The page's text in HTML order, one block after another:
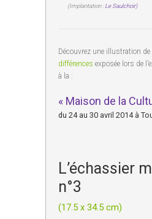
(Implantation :Le Saulchoir)
Découvrez une illustration de
différences exposée lors de
à la :
« Maison de la
du 24 au 30 avril 2014 à
L’échassier
n°3
(17.5 x 34.5 cm)